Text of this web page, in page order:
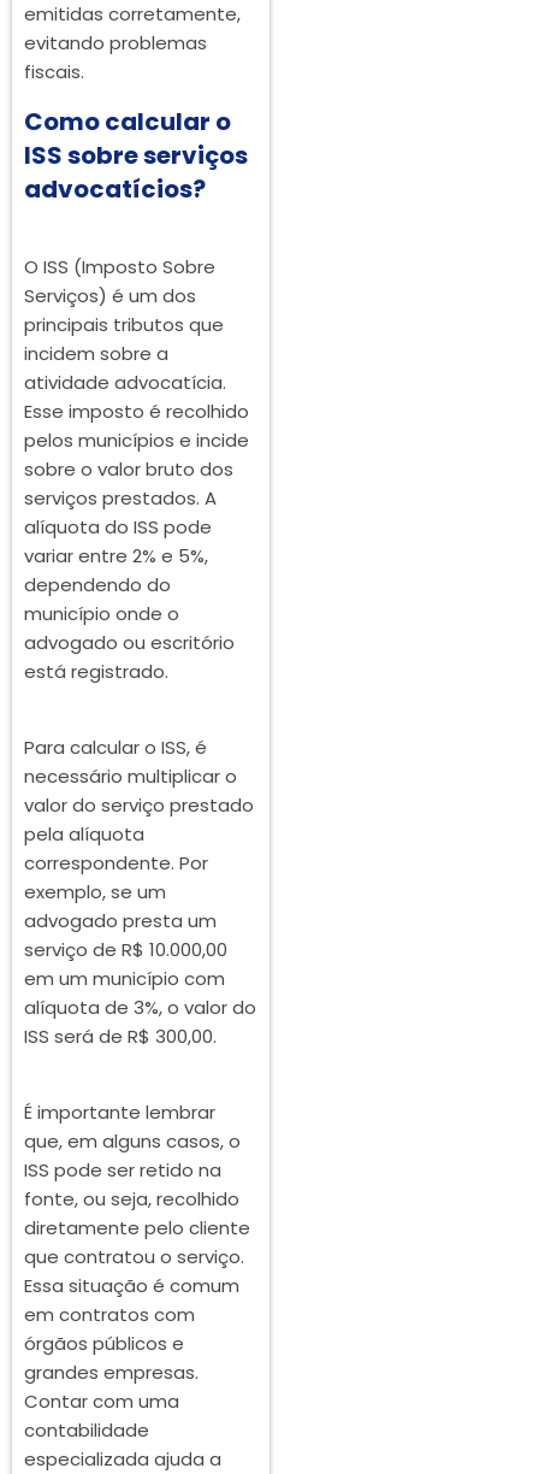
emitidas corretamente,
evitando problemas
fiscais.
Como calcular o
ISS sobre serviços
advocatícios?
O ISS (Imposto Sobre
Serviços) é um dos
principais tributos que
incidem sobre a
atividade advocatícia.
Esse imposto é recolhido
pelos municípios e incide
sobre o valor bruto dos
serviços prestados. A
alíquota do ISS pode
variar entre 2% e 5%,
dependendo do
município onde o
advogado ou escritório
está registrado.
Para calcular o ISS, é
necessário multiplicar o
valor do serviço prestado
pela alíquota
correspondente. Por
exemplo, se um
advogado presta um
serviço de R$ 10.000,00
em um município com
alíquota de 3%, o valor do
ISS será de R$ 300,00.
É importante lembrar
que, em alguns casos, o
ISS pode ser retido na
fonte, ou seja, recolhido
diretamente pelo cliente
que contratou o serviço.
Essa situação é comum
em contratos com
órgãos públicos e
grandes empresas.
Contar com uma
contabilidade
especializada ajuda a